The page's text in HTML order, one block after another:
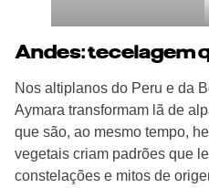
Andes: tecelagem
Nos altiplanos do Peru e da
Aymara transformam lã de
que são, ao mesmo tempo,
vegetais criam padrões que
constelações e mitos de